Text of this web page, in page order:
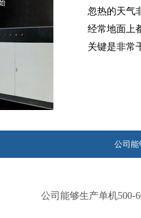
忽热的天气
经常地面上
关键是非常
公司能
公司能够生产单机500-